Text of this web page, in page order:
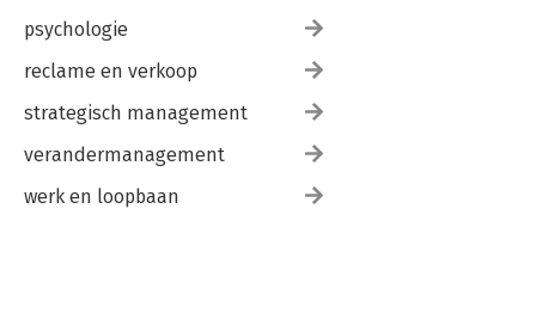
psychologie
reclame en verkoop
strategisch management
verandermanagement
werk en loopbaan